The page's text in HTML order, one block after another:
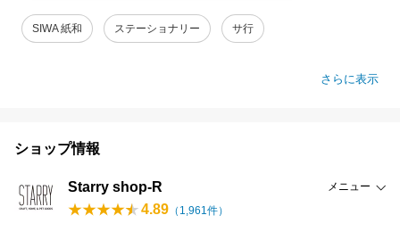
SIWA 紙和 ステーショナリー サ行
さらに表示
ショップ情報
Starry shop-R メニュー
4.89 （ 1,961件）